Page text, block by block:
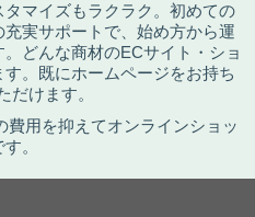
マイズもラクラク。初めての
実サポートで、始め方から運
どんな商材のECサイト・ショ
。既にホームページをお持ち
だけます。
費用を抑えてオンラインショッ
。